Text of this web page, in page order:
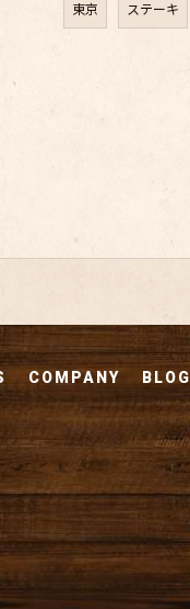
東京 ステーキ
COMPANY BLOG